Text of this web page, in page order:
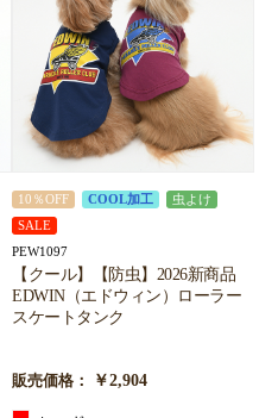
10％OFF COOL加工
虫よけ
SALE
PEW1097
【クール】【防虫】2026新商品
EDWIN（エドウィン）ローラー
スケートタンク
販売価格： ￥2,904